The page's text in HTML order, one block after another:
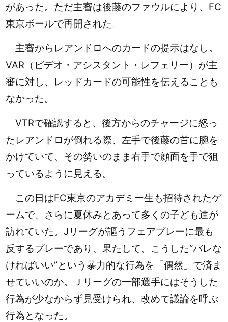
があった。ただ主審は後藤のファウルにより、FC
東京ボールで再開された。
主審からレアンドロへのカードの提示はなし。
VAR（ビデオ・アシスタント・レフェリー）が主
審に対し、レッドカードの可能性を伝えることも
なかった。
VTRで確認すると、後方からのチャージに怒っ
たレアンドロが倒れる際、左手で後藤の首に腕を
かけていて、その勢いのまま右手で顔面を手で狙
っているように見える。
この日はFC東京のアカデミー生も招待されたゲ
ームで、さらに夏休みとあって多くの子ども達が
訪れていた。Jリーグが謳うフェアプレーに最も
反するプレーであり、果たして、こうした“バレな
ければいい”という暴力的な行為を「偶然」で済ま
せていいのか。Ｊリーグの一部選手にはそうした
行為が少なからず見受けられ、改めて議論を呼ぶ
行為となった。